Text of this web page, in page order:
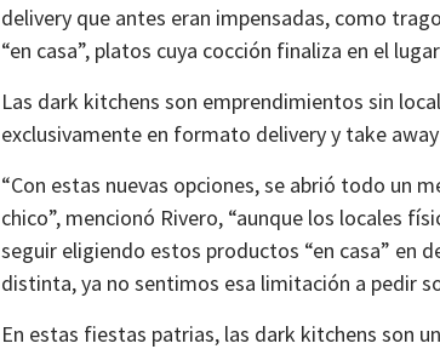
delivery que antes eran impensadas, como
“en casa”, platos cuya cocción finaliza en el
Las dark kitchens son emprendimientos sin
exclusivamente en formato delivery y take
“Con estas nuevas opciones, se abrió todo un
chico”, mencionó Rivero, “aunque los locales
seguir eligiendo estos productos “en casa” en
distinta, ya no sentimos esa limitación a pedir
En estas fiestas patrias, las dark kitchens son